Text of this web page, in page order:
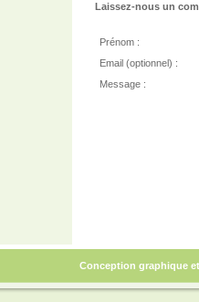
Laissez-nous un
Prénom :
Email (optionnel) :
Message :
Conception graphique